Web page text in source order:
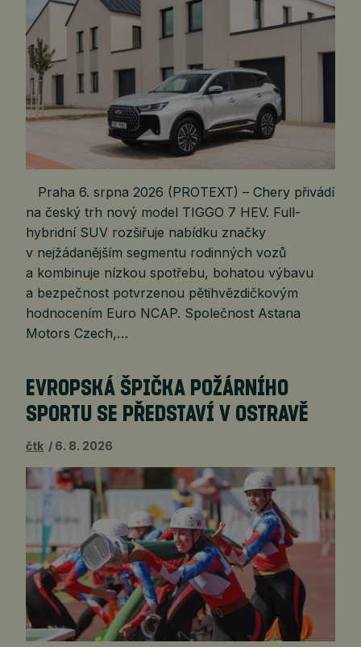
Praha 6. srpna 2026 (PROTEXT) – Chery přivádí
na český trh nový model TIGGO 7 HEV. Full-
hybridní SUV rozšiřuje nabídku značky
v nejžádanějším segmentu rodinných vozů
a kombinuje nízkou spotřebu, bohatou výbavu
a bezpečnost potvrzenou pětihvězdičkovým
hodnocením Euro NCAP. Společnost Astana
Motors Czech,…
EVROPSKÁ ŠPIČKA POŽÁRNÍHO
SPORTU SE PŘEDSTAVÍ V OSTRAVĚ
čtk 6. 8. 2026